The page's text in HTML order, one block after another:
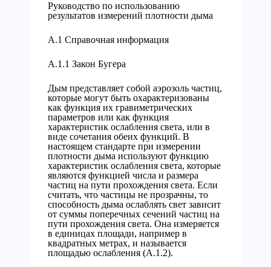
Руководство по использованию
результатов измерений плотности дыма
А.1 Справочная информация
А.1.1 Закон Бугера
Дым представляет собой аэрозоль частиц,
которые могут быть охарактеризованы
как функция их гравиметрических
параметров или как функция
характеристик ослабления света, или в
виде сочетания обеих функций. В
настоящем стандарте при измерении
плотности дыма используют функцию
характеристик ослабления света, которые
являются функцией числа и размера
частиц на пути прохождения света. Если
считать, что частицы не прозрачны, то
способность дыма ослаблять свет зависит
от суммы поперечных сечений частиц на
пути прохождения света. Она измеряется
в единицах площади, например в
квадратных метрах, и называется
площадью ослабления (А.1.2).